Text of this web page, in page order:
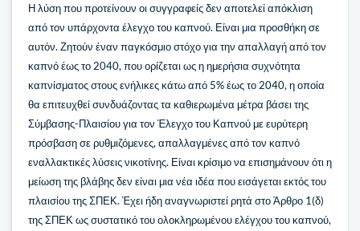
Η λύση που προτείνουν οι συγγραφείς δεν αποτελεί απόκλιση
από τον υπάρχοντα έλεγχο του καπνού. Είναι μια προσθήκη σε
αυτόν. Ζητούν έναν παγκόσμιο στόχο για την απαλλαγή από τον
καπνό έως το 2040, που ορίζεται ως η ημερήσια συχνότητα
καπνίσματος στους ενήλικες κάτω από 5% έως το 2040, η οποία
θα επιτευχθεί συνδυάζοντας τα καθιερωμένα μέτρα βάσει της
Σύμβασης-Πλαισίου για τον Έλεγχο του Καπνού με ευρύτερη
πρόσβαση σε ρυθμιζόμενες, απαλλαγμένες από τον καπνό
εναλλακτικές λύσεις νικοτίνης. Είναι κρίσιμο να επισημάνουν ότι η
μείωση της βλάβης δεν είναι μια νέα ιδέα που εισάγεται εκτός του
πλαισίου της ΣΠΕΚ. Έχει ήδη αναγνωριστεί ρητά στο Άρθρο 1(δ)
της ΣΠΕΚ ως συστατικό του ολοκληρωμένου ελέγχου του καπνού,